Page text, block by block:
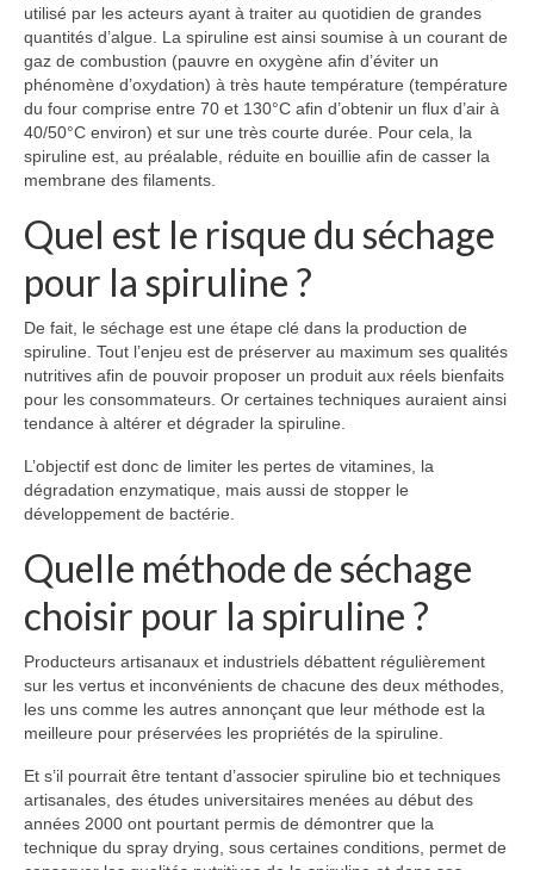
utilisé par les acteurs ayant à traiter au quotidien de grandes
quantités d’algue. La spiruline est ainsi soumise à un courant de
gaz de combustion (pauvre en oxygène afin d’éviter un
phénomène d’oxydation) à très haute température (température
du four comprise entre 70 et 130°C afin d’obtenir un flux d’air à
40/50°C environ) et sur une très courte durée. Pour cela, la
spiruline est, au préalable, réduite en bouillie afin de casser la
membrane des filaments.
Quel est le risque du séchage
pour la spiruline ?
De fait, le séchage est une étape clé dans la production de
spiruline. Tout l’enjeu est de préserver au maximum ses qualités
nutritives afin de pouvoir proposer un produit aux réels bienfaits
pour les consommateurs. Or certaines techniques auraient ainsi
tendance à altérer et dégrader la spiruline.
L’objectif est donc de limiter les pertes de vitamines, la
dégradation enzymatique, mais aussi de stopper le
développement de bactérie.
Quelle méthode de séchage
choisir pour la spiruline ?
Producteurs artisanaux et industriels débattent régulièrement
sur les vertus et inconvénients de chacune des deux méthodes,
les uns comme les autres annonçant que leur méthode est la
meilleure pour préservées les propriétés de la spiruline.
Et s’il pourrait être tentant d’associer spiruline bio et techniques
artisanales, des études universitaires menées au début des
années 2000 ont pourtant permis de démontrer que la
technique du spray drying, sous certaines conditions, permet de